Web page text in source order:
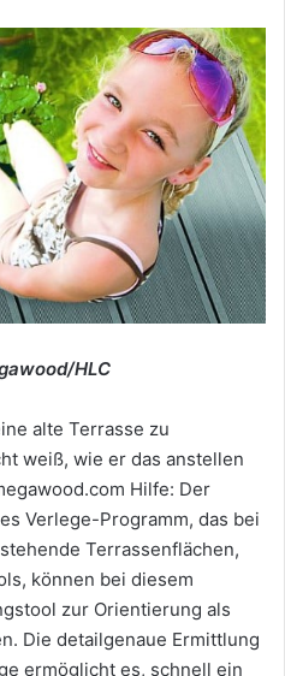
HLC
alte Terrasse zu
weiß, wie er das anstellen
Hilfe: Der
Verlege-Programm, das bei
Terrassenflächen,
können bei diesem
zur Orientierung als
Die detailgenaue Ermittlung
ermöglicht es, schnell ein